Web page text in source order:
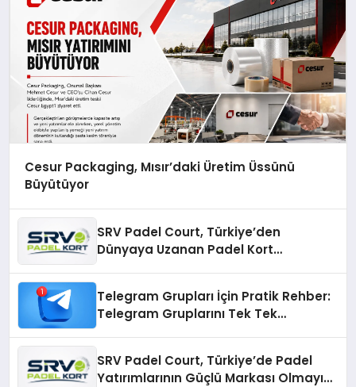
Cesur Packaging, Mısır’daki Üretim Üssünü
Büyütüyor
SRV Padel Court, Türkiye’den
Dünyaya Uzanan Padel Kort
Telegram Grupları İçin Pratik Rehber:
Telegram Gruplarını Tek Tek
SRV Padel Court, Türkiye’de Padel
Yatırımlarının Güçlü Markası Olmayı